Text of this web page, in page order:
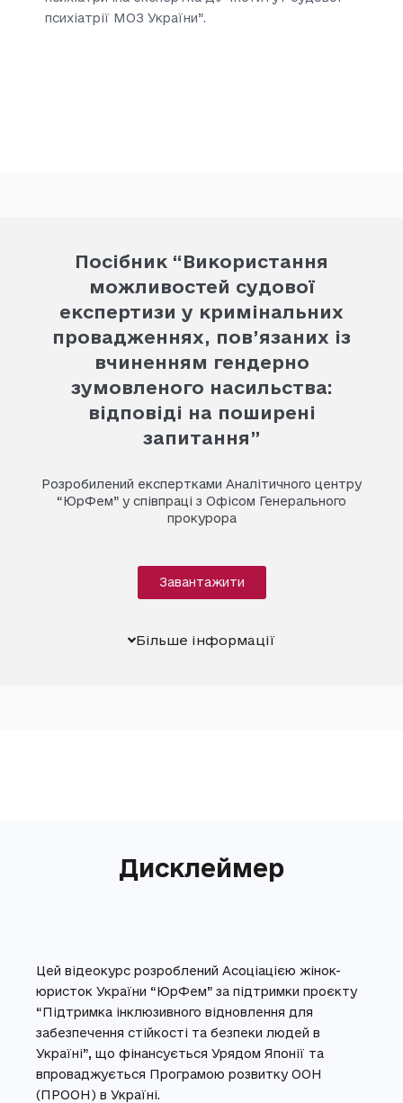
психіатрії МОЗ України”.
Посібник “Використання
можливостей судової
експертизи у кримінальних
провадженнях, пов’язаних із
вчиненням гендерно
зумовленого насильства:
відповіді на поширені
запитання”
Розробилений експертками Аналітичного центру
“ЮрФем” у співпраці з Офісом Генерального
прокурора
Завантажити
Більше інформації
Дисклеймер
Цей відеокурс розроблений Асоціацією жінок-
юристок України “ЮрФем” за підтримки проєкту
“Підтримка інклюзивного відновлення для
забезпечення стійкості та безпеки людей в
Україні”, що фінансується Урядом Японії та
впроваджується Програмою розвитку ООН
(ПРООН) в Україні.